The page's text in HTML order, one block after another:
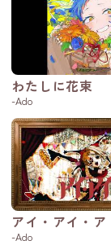
わたしに花束
-Ado
アイ・アイ・ア
-Ado